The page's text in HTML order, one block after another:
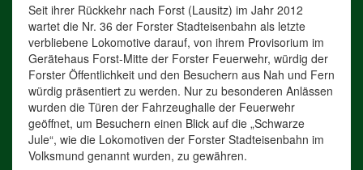
Seit ihrer Rückkehr nach Forst (Lausitz) im Jahr 2012
wartet die Nr. 36 der Forster Stadteisenbahn als letzte
verbliebene Lokomotive darauf, von ihrem Provisorium im
Gerätehaus Forst-Mitte der Forster Feuerwehr, würdig der
Forster Öffentlichkeit und den Besuchern aus Nah und Fern
würdig präsentiert zu werden. Nur zu besonderen Anlässen
wurden die Türen der Fahrzeughalle der Feuerwehr
geöffnet, um Besuchern einen Blick auf die „Schwarze
Jule“, wie die Lokomotiven der Forster Stadteisenbahn im
Volksmund genannt wurden, zu gewähren.